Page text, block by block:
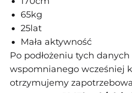
65kg
25lat
Mała aktywność
Po podłożeniu tych danych
wspomnianego wcześniej
otrzymujemy